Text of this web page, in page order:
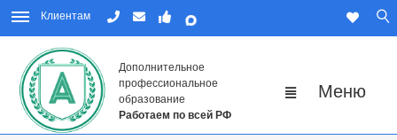
Клиентам
Дополнительное
профессиональное
образование
Работаем по всей РФ